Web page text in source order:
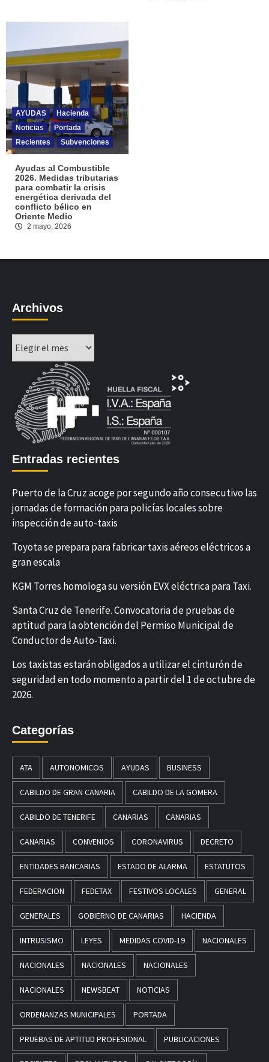
AYUDAS
Hacienda
Noticias
Portada
Recientes
Subvenciones
Ayudas al Combustible
2026. Medidas tributarias
para combatir la crisis
energética derivada del
conflicto bélico en
Oriente Medio
2 mayo, 2026
Archivos
Entradas recientes
Puerto de la Cruz acoge por segundo año consecutivo las
jornadas de formación para policías locales sobre
inspección de auto-taxis
Toyota se prepara para fabricar taxis aéreos eléctricos a
gran escala
KGM Torres homologa su versión EVX eléctrica para Taxi.
Santa Cruz de Tenerife. Convocatoria de pruebas de
aptitud para la obtención del Permiso Municipal de
Conductor de Auto-Taxi.
Los taxistas estarán obligados a utilizar el cinturón de
seguridad en todo momento a partir del 1 de octubre de
2026.
Categorías
ATA AUTONOMICOS AYUDAS BUSINESS
CABILDO DE GRAN CANARIA CABILDO DE LA GOMERA
CABILDO DE TENERIFE CANARIAS CANARIAS
CANARIAS CONVENIOS CORONAVIRUS DECRETO
ENTIDADES BANCARIAS ESTADO DE ALARMA ESTATUTOS
FEDERACION FEDETAX FESTIVOS LOCALES GENERAL
GENERALES GOBIERNO DE CANARIAS HACIENDA
INTRUSISMO LEYES MEDIDAS COVID-19 NACIONALES
NACIONALES NACIONALES NACIONALES
NACIONALES NEWSBEAT NOTICIAS
ORDENANZAS MUNICIPALES PORTADA
PRUEBAS DE APTITUD PROFESIONAL PUBLICACIONES